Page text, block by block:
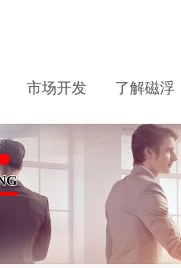
市场开发 了解磁浮